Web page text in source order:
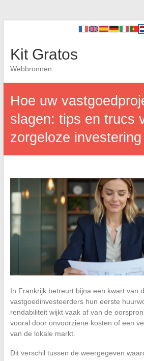
Kit Gratos
Webbronnen
Hoe uw
slagen: tips en trucs
zorgeloze investering
In Frankrijk betreurt bijna een kwart van
vastgoedinvesteerders hun eerste
rendabiliteit wijkt vaak af van de
vooral door onvoorziene kosten of een
van de lokale markt.
Dit verschil tussen de weergegeven